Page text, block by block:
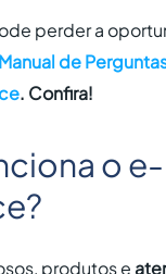
perder a
Manual de
. Confira!
o e-
produtos e